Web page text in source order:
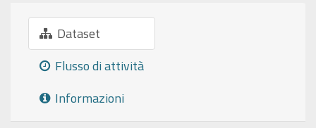
Dataset
Flusso di attività
Informazioni